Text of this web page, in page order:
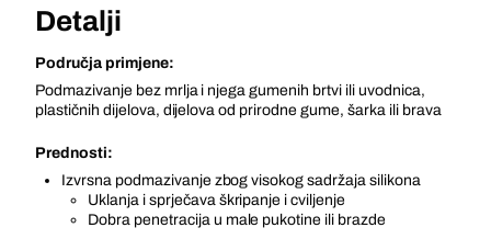
Detalji
Područja primjene:
Podmazivanje bez mrlja i njega gumenih brtvi ili uvodnica,
plastičnih dijelova, dijelova od prirodne gume, šarka ili brava
Prednosti:
Izvrsna podmazivanje zbog visokog sadržaja silikona
Uklanja i sprječava škripanje i cviljenje
Dobra penetracija u male pukotine ili brazde